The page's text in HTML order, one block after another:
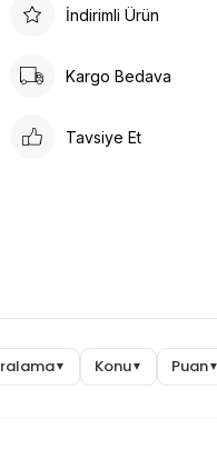
İndirimli Ürün
Kargo Bedava
Tavsiye Et
▼ Konu▼ Puan▼